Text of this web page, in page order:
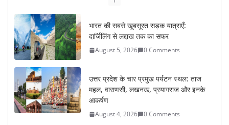
भारत की सबसे खूबसूरत सड़क यात्राएँ:
दार्जिलिंग से लद्दाख तक का सफर
August 5, 2026 0 Comments
उत्तर प्रदेश के चार प्रमुख पर्यटन स्थल: ताज
महल, वाराणसी, लखनऊ, प्रयागराज और इनके
आकर्षण
August 4, 2026 0 Comments